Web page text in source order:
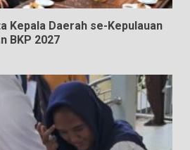
Kepala Daerah se-Kepulauan
BKP 2027